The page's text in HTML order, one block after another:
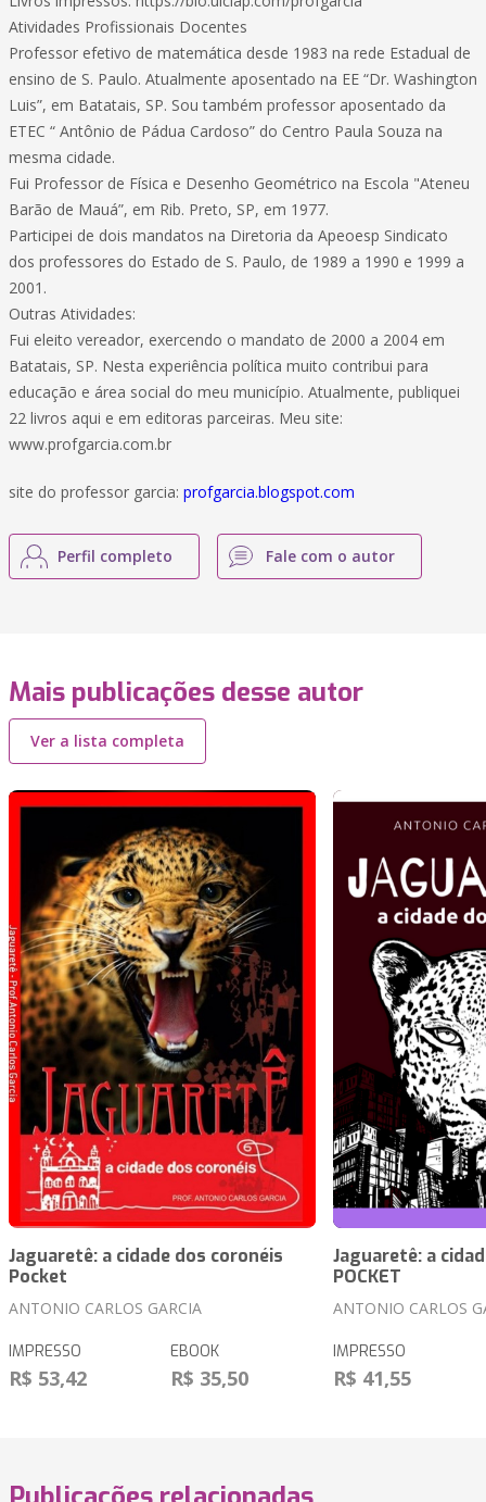
Atividades Profissionais Docentes
Professor efetivo de matemática desde 1983 na rede Estadual de
ensino de S. Paulo. Atualmente aposentado na EE “Dr. Washington
Luis”, em Batatais, SP. Sou também professor aposentado da
ETEC “ Antônio de Pádua Cardoso” do Centro Paula Souza na
mesma cidade.
Fui Professor de Física e Desenho Geométrico na Escola "Ateneu
Barão de Mauá”, em Rib. Preto, SP, em 1977.
Participei de dois mandatos na Diretoria da Apeoesp Sindicato
dos professores do Estado de S. Paulo, de 1989 a 1990 e 1999 a
2001.
Outras Atividades:
Fui eleito vereador, exercendo o mandato de 2000 a 2004 em
Batatais, SP. Nesta experiência política muito contribui para
educação e área social do meu município. Atualmente, publiquei
22 livros aqui e em editoras parceiras. Meu site:
www.profgarcia.com.br
site do professor garcia: profgarcia.blogspot.com
Perfil completo Fale com o autor
Mais publicações desse autor
Ver a lista completa
Jaguaretê: a cidade dos coronéis
Pocket
ANTONIO CARLOS GARCIA
IMPRESSO
R$ 53,42
EBOOK
R$ 35,50
Jaguaretê: a
POCKET
ANTONIO CARLOS
IMPRESSO
R$ 41,55